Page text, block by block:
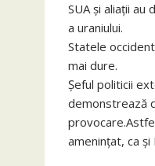
SUA şi aliaţii
a uraniului.
Statele
mai dure.
Şeful politicii
demonstrează
ameninţat, ca